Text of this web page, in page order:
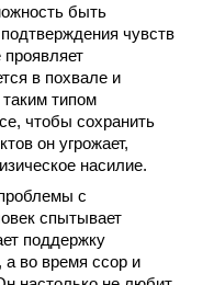
быть
чувств
проявляет
в похвале и
типом
чтобы сохранить
он угрожает,
насилие.
с
спытывает
поддержку
а во время ссор и